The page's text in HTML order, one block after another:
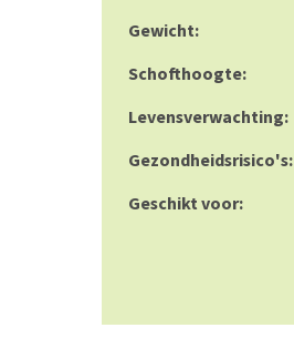
Gewicht:
Schofthoogte:
Levensverwachting:
Gezondheidsrisico's:
Geschikt voor: